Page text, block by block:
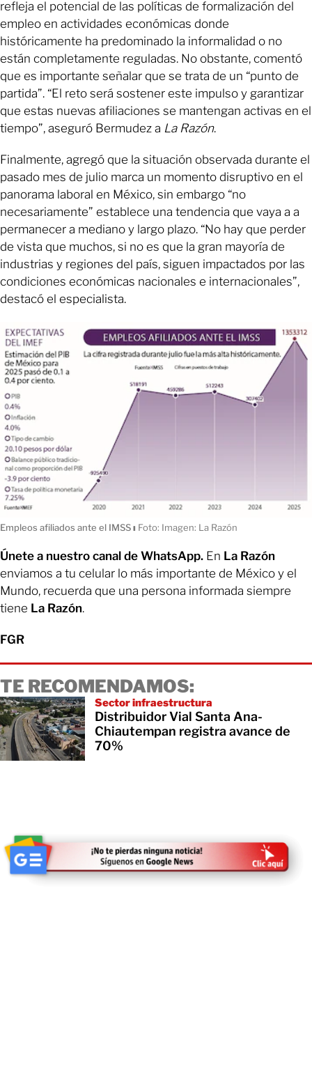
refleja el potencial de las políticas de formalización del
empleo en actividades económicas donde
históricamente ha predominado la informalidad o no
están completamente reguladas. No obstante, comentó
que es importante señalar que se trata de un “punto de
partida”. “El reto será sostener este impulso y garantizar
que estas nuevas afiliaciones se mantengan activas en el
tiempo”, aseguró Bermudez a La Razón.
Finalmente, agregó que la situación observada durante el
pasado mes de julio marca un momento disruptivo en el
panorama laboral en México, sin embargo “no
necesariamente” establece una tendencia que vaya a a
permanecer a mediano y largo plazo. “No hay que perder
de vista que muchos, si no es que la gran mayoría de
industrias y regiones del país, siguen impactados por las
condiciones económicas nacionales e internacionales”,
destacó el especialista.
Empleos afiliados ante el IMSSı Foto: Imagen: La Razón
Únete a nuestro canal de WhatsApp. En La Razón
enviamos a tu celular lo más importante de México y el
Mundo, recuerda que una persona informada siempre
tiene La Razón.
FGR
TE RECOMENDAMOS:
Sector infraestructura
Distribuidor Vial Santa Ana-
Chiautempan registra avance de
70%